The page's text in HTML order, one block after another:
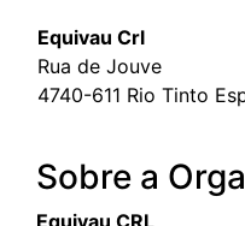
Equivau Crl
Rua de Jouve
4740-611 Rio Tinto
Sobre a
Equivau CRL